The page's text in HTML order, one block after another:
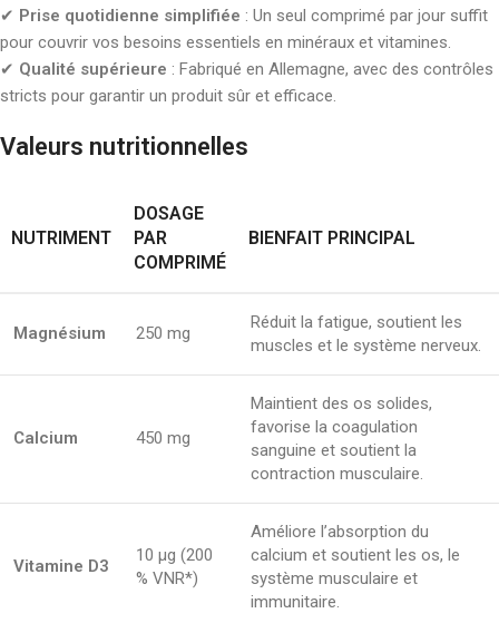
✔ Prise quotidienne simplifiée : Un seul comprimé par jour suffit
pour couvrir vos besoins essentiels en minéraux et vitamines.
✔ Qualité supérieure : Fabriqué en Allemagne, avec des contrôles
stricts pour garantir un produit sûr et efficace.
Valeurs nutritionnelles
NUTRIMENT
DOSAGE
PAR
COMPRIMÉ
BIENFAIT PRINCIPAL
Magnésium 250 mg
Réduit la fatigue, soutient les
muscles et le système nerveux.
Calcium 450 mg
Maintient des os solides,
favorise la coagulation
sanguine et soutient la
contraction musculaire.
Vitamine D3
10 µg (200
% VNR*)
Améliore l’absorption du
calcium et soutient les os, le
système musculaire et
immunitaire.